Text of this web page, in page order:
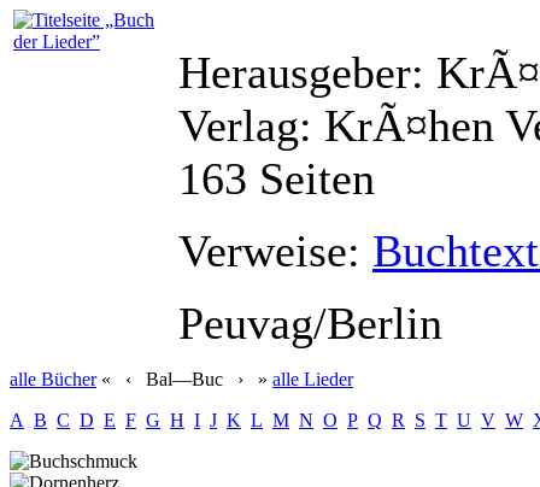
Herausgeber:
Verlag: KrÃ¤hen
163 Seiten
Verweise:
Peuvag/Berlin
alle Bücher« ‹ Bal—Buc › » alle Lieder
A B C D E F G H I J K L M N O P Q R S T U V W